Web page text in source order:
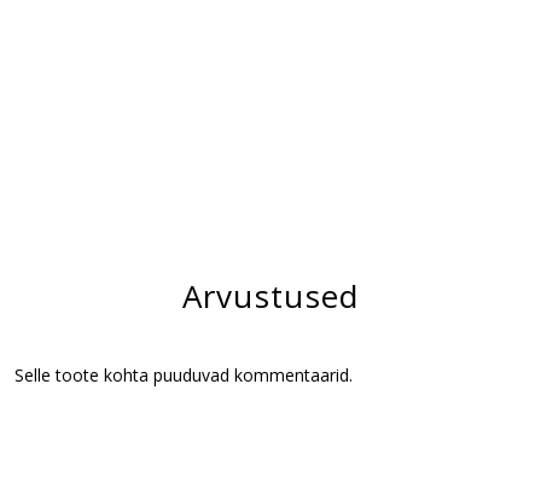
Arvustused
Selle toote kohta puuduvad kommentaarid.